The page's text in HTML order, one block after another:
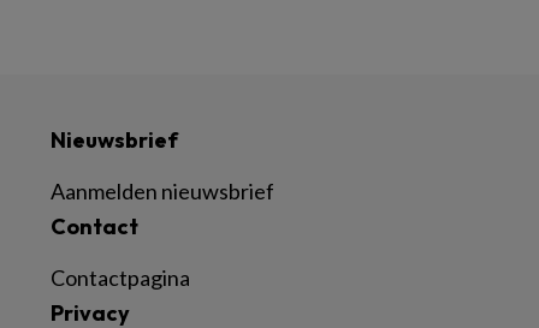
Nieuwsbrief
Aanmelden nieuwsbrief
Contact
Contactpagina
Privacy